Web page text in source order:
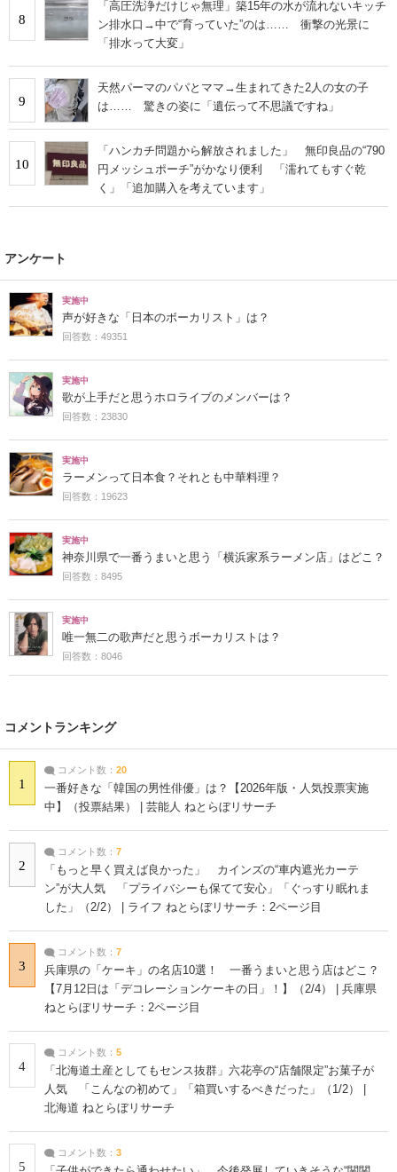
8
「高圧洗浄だけじゃ無理」築15年の水が流れないキッチ
ン排水口→中で“育っていた”のは…… 衝撃の光景に
「排水って大変」
9
天然パーマのパパとママ→生まれてきた2人の女の子
は…… 驚きの姿に「遺伝って不思議ですね」
10
「ハンカチ問題から解放されました」 無印良品の“790
円メッシュポーチ”がかなり便利 「濡れてもすぐ乾
く」「追加購入を考えています」
アンケート
実施中
声が好きな「日本のボーカリスト」は？
回答数：49351
実施中
歌が上手だと思うホロライブのメンバーは？
回答数：23830
実施中
ラーメンって日本食？それとも中華料理？
回答数：19623
実施中
神奈川県で一番うまいと思う「横浜家系ラーメン店」はどこ？
回答数：8495
実施中
唯一無二の歌声だと思うボーカリストは？
回答数：8046
コメントランキング
1
コメント数： 20
一番好きな「韓国の男性俳優」は？【2026年版・人気投票実施
中】（投票結果） | 芸能人 ねとらぼリサーチ
2
コメント数： 7
「もっと早く買えば良かった」 カインズの“車内遮光カーテ
ン”が大人気 「プライバシーも保てて安心」「ぐっすり眠れま
した」（2/2） | ライフ ねとらぼリサーチ：2ページ目
3
コメント数： 7
兵庫県の「ケーキ」の名店10選！ 一番うまいと思う店はどこ？
【7月12日は「デコレーションケーキの日」！】（2/4） | 兵庫県
ねとらぼリサーチ：2ページ目
4
コメント数： 5
「北海道土産としてもセンス抜群」六花亭の“店舗限定”お菓子が
人気 「こんなの初めて」「箱買いするべきだった」（1/2） |
北海道 ねとらぼリサーチ
5
コメント数： 3